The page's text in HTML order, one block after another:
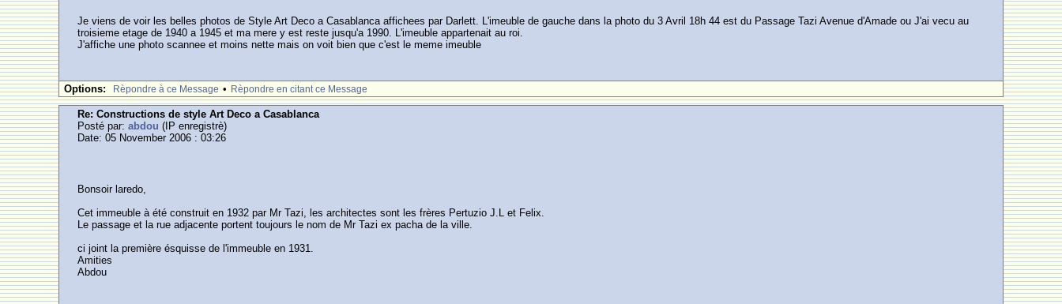
Je viens de voir les belles photos de Style Art Deco a Casablanca affichees par Darlett. L'imeuble de gauche dans la photo du 3 Avril 18h 44 est du Passage Tazi Avenue d'Amade ou J'ai vecu au
troisieme etage de 1940 a 1945 et ma mere y est reste jusqu'a 1990. L'imeuble appartenait au roi.
J'affiche une photo scannee et moins nette mais on voit bien que c'est le meme imeuble
Options: Rèpondre à ce Message • Rèpondre en citant ce Message
Re: Constructions de style Art Deco a Casablanca
Posté par:abdou (IP enregistrè)
Date: 05 November 2006 : 03:26
Bonsoir laredo,
Cet immeuble à été construit en 1932 par Mr Tazi, les architectes sont les frères Pertuzio J.L et Felix.
Le passage et la rue adjacente portent toujours le nom de Mr Tazi ex pacha de la ville.
ci joint la première ésquisse de l'immeuble en 1931.
Amities
Abdou